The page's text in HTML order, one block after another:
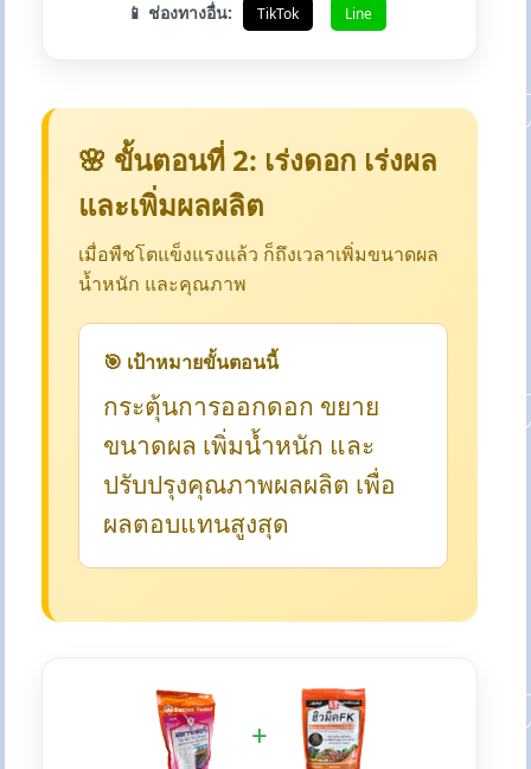
📱 ช่องทางอื่น: TikTok Line
🌸 ขั้นตอนที่ 2: เร่งดอก เร่งผล
และเพิ่มผลผลิต
เมื่อพืชโตแข็งแรงแล้ว ก็ถึงเวลาเพิ่มขนาดผล
น้ำหนัก และคุณภาพ
🎯 เป้าหมายขั้นตอนนี้
กระตุ้นการออกดอก ขยาย
ขนาดผล เพิ่มน้ำหนัก และ
ปรับปรุงคุณภาพผลผลิต เพื่อ
ผลตอบแทนสูงสุด
+